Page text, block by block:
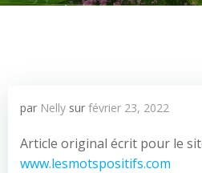
par Nelly sur février 23, 2022
Article original écrit pour le
www.lesmotspositifs.com